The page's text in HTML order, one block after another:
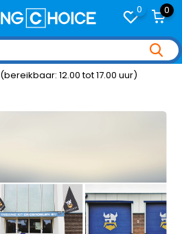
0 0
(bereikbaar: 12.00 tot 17.00 uur)